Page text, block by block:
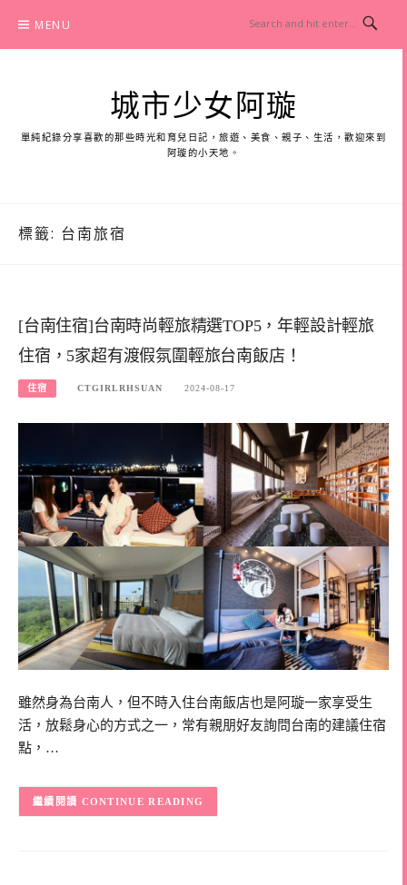
content
MENU
城市少女阿璇
單純紀錄分享喜歡的那些時光和育兒日記，旅遊、美食、親子、生活，歡迎來到
阿璇的小天地。
標籤: 台南旅宿
[台南住宿]台南時尚輕旅精選TOP5，年輕設計輕旅
住宿，5家超有渡假氛圍輕旅台南飯店！
住宿 CTGIRLRHSUAN 2024-08-17
雖然身為台南人，但不時入住台南飯店也是阿璇一家享受生
活，放鬆身心的方式之一，常有親朋好友詢問台南的建議住宿
點，…
CONTINUE READING